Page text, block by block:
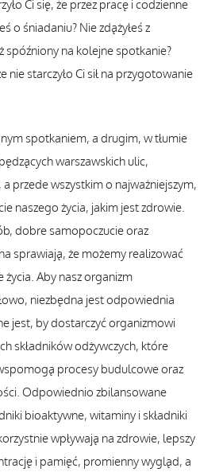
Ci się, że przez pracę i codzienne
o śniadaniu? Nie zdążyłeś z
spóźniony na kolejne spotkanie?
nie starczyło Ci sił na przygotowanie
spotkaniem, a drugim, w tłumie
warszawskich ulic,
przede wszystkim o najważniejszym,
naszego życia, jakim jest zdrowie.
dobre samopoczucie oraz
sprawiają, że możemy realizować
życia. Aby nasz organizm
niezbędna jest odpowiednia
jest, by dostarczyć organizmowi
składników odżywczych, które
procesy budulcowe oraz
Odpowiednio zbilansowane
bioaktywne, witaminy i składniki
wpływają na zdrowie, lepszy
i pamięć, promienny wygląd, a